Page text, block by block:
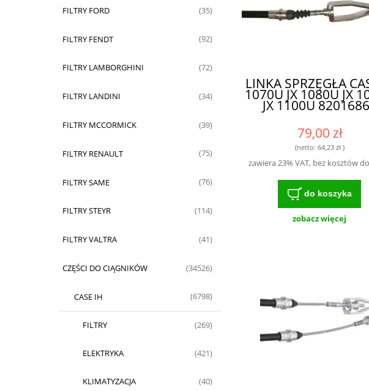
FILTRY FORD (35)
FILTRY FENDT (92)
FILTRY LAMBORGHINI (72)
FILTRY LANDINI (34)
FILTRY MCCORMICK (39)
FILTRY RENAULT (75)
FILTRY SAME (76)
FILTRY STEYR (114)
FILTRY VALTRA (41)
CZĘŚCI DO CIĄGNIKÓW (34526)
CASE IH (6798)
FILTRY (269)
ELEKTRYKA (421)
KLIMATYZACJA (40)
LINKA SPRZĘGŁA
1070U JX 1080U JX
JX 1100U
79,00 zł
(netto: 64,23 zł)
zawiera 23% VAT, bez kosztów
do koszyka
zobacz więcej